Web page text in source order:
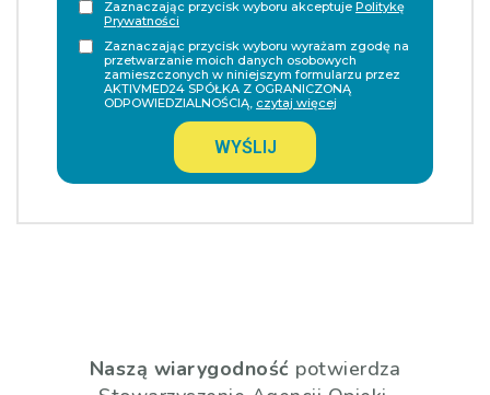
Zaznaczając przycisk wyboru akceptuje Politykę
Prywatności
Zaznaczając przycisk wyboru wyrażam zgodę na
przetwarzanie moich danych osobowych
zamieszczonych w niniejszym formularzu przez
AKTIVMED24 SPÓŁKA Z OGRANICZONĄ
ODPOWIEDZIALNOŚCIĄ, czytaj więcej
WYŚLIJ
Naszą wiarygodność potwierdza